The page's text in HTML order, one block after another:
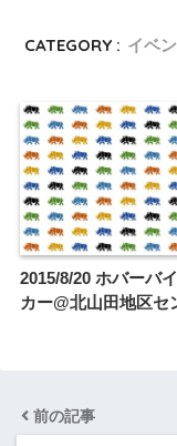
CATEGORY : イベ
2015/8/20 ホバーバ
カー@北山田地区セ
前の記事